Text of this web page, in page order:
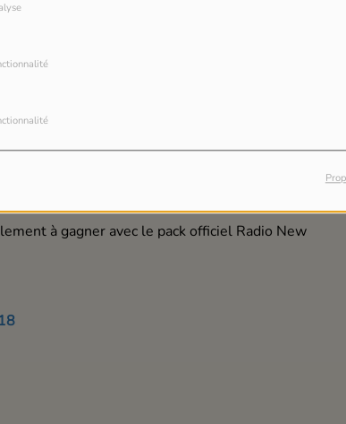
à gagner avec le pack officiel Radio New